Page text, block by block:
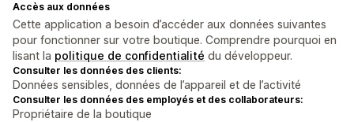
Accès aux données
Cette application a besoin d’accéder aux données suivantes
pour fonctionner sur votre boutique. Comprendre pourquoi en
lisant la politique de confidentialité du développeur.
Consulter les données des clients:
Données sensibles, données de l’appareil et de l’activité
Consulter les données des employés et des collaborateurs:
Propriétaire de la boutique